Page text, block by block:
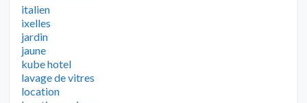
italien
ixelles
jardin
jaune
kube hotel
lavage de vitres
location